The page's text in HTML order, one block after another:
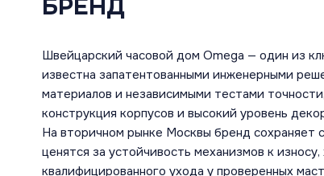
БРЕНД
Швейцарский часовой дом Omega — один из
известна запатентованными инженерными
материалов и независимыми тестами
конструкция корпусов и высокий уровень
На вторичном рынке Москвы бренд сохраняет
ценятся за устойчивость механизмов к
квалифицированного ухода у проверенных